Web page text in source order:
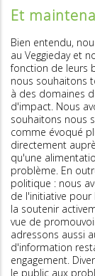
Et
Bien entendu,
au Veggieday et
fonction de leurs
nous souhaitons
à des domaines
d'impact. Nous
souhaitons nous
comme évoqué
directement
qu'une
problème. En
politique : nous
de l'initiative
la soutenir
vue de
adressons aussi
d'information
engagement.
le public aux